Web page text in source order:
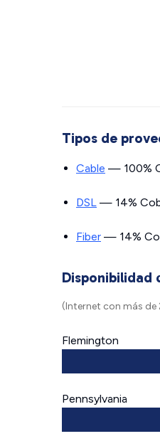
Tipos de
Cable — 100%
DSL — 14%
Fiber — 14%
Disponibilidad
(Internet con más de
Flemington
Pennsylvania